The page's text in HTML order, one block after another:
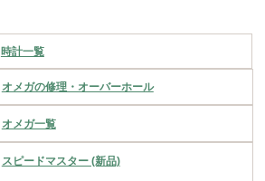
時計一覧
オメガの修理・オーバーホール
オメガ一覧
スピードマスター (新品)